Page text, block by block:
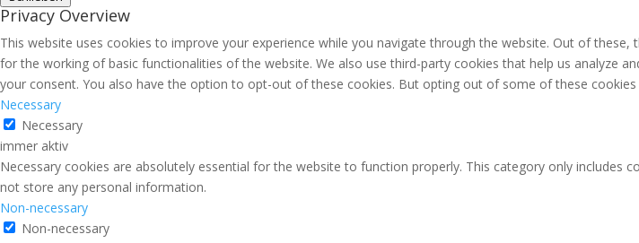
Privacy Overview
This website uses cookies to improve your experience while you navigate through the website. Out of
for the working of basic functionalities of the website. We also use third-party cookies that help us analyze
your consent. You also have the option to opt-out of these cookies. But opting out of some of these
Necessary
Necessary
immer aktiv
Necessary cookies are absolutely essential for the website to function properly. This category only
not store any personal information.
Non-necessary
Non-necessary